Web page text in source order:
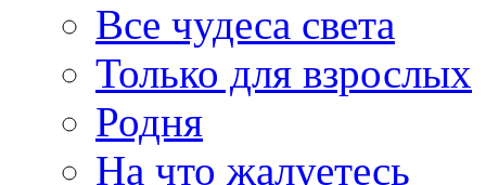
Все чудеса света
Только для взрослых
Родня
На что жалуетесь